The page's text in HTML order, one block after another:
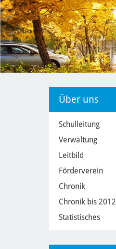
Über uns
Schulleitung
Verwaltung
Leitbild
Förderverein
Chronik
Chronik bis 2012
Statistisches